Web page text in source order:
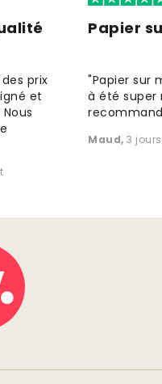
prix
et
Papier
"Papier sur
à été super
Maud, 3